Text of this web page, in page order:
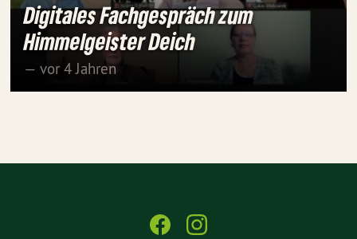
Digitales Fachgespräch zum
Himmelgeister Deich
— vor 4 Jahren